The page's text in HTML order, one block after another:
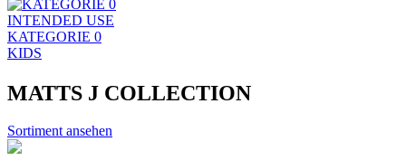
INTENDED USE
KATEGORIE 0
KIDS
MATTS J COLLECTION
Sortiment ansehen